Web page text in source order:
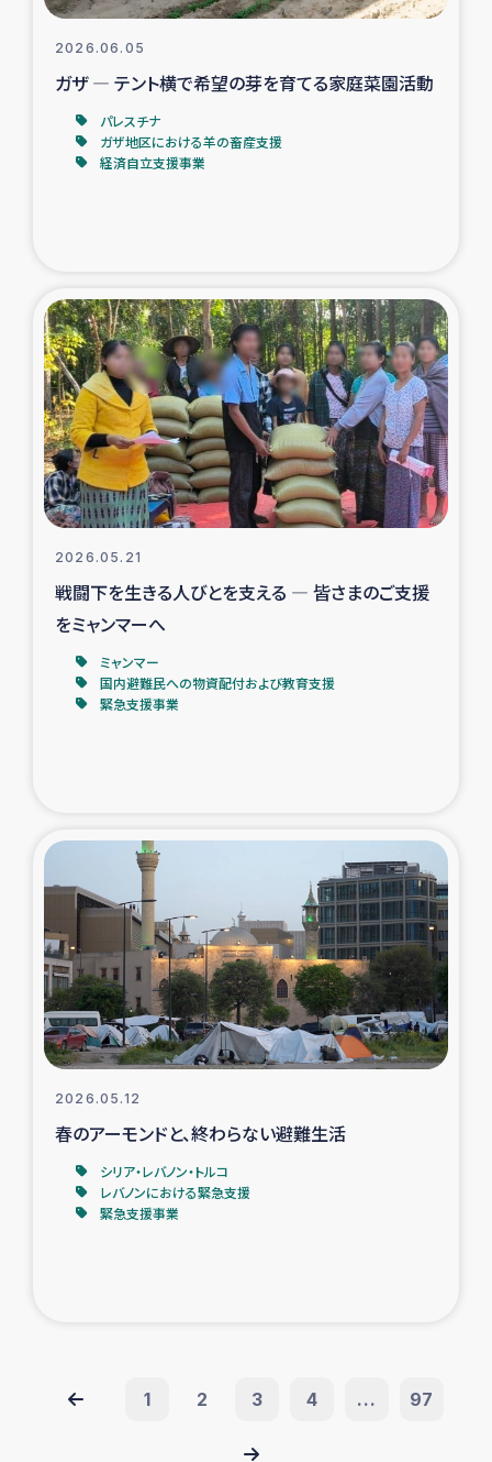
2026.06.05
ガザ ― テント横で希望の芽を育てる家庭菜園活動
パレスチナ
ガザ地区における羊の畜産支援
経済自立支援事業
2026.05.21
戦闘下を生きる人びとを支える ― 皆さまのご支援
をミャンマーへ
ミャンマー
国内避難民への物資配付および教育支援
緊急支援事業
2026.05.12
春のアーモンドと、終わらない避難生活
シリア・レバノン・トルコ
レバノンにおける緊急支援
緊急支援事業
1 2 3 4 ... 97